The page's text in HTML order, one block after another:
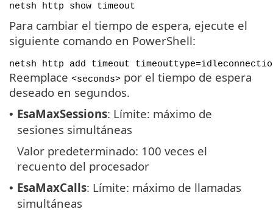
netsh http show timeout
Para cambiar el tiempo de espera, ejecute el
siguiente comando en PowerShell:
netsh http add timeout
Reemplace <seconds> por el tiempo de espera
deseado en segundos.
• EsaMaxSessions: Límite: máximo de
sesiones simultáneas
Valor predeterminado: 100 veces el
recuento del procesador
• EsaMaxCalls: Límite: máximo de llamadas
simultáneas